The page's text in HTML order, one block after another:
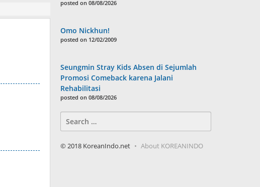
posted on 08/08/2026
Omo Nickhun!
posted on 12/02/2009
Seungmin Stray Kids Absen di Sejumlah
Promosi Comeback karena Jalani
Rehabilitasi
posted on 08/08/2026
for:
© 2018 KoreanIndo.net About KOREANINDO